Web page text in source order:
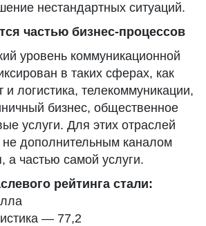
нестандартных ситуаций.
частью бизнес-процессов
уровень коммуникационной
в таких сферах, как
и логистика, телекоммуникации,
бизнес, общественное
услуги. Для этих отраслей
не дополнительным каналом
а частью самой услуги.
рейтинга стали:
— 77,2